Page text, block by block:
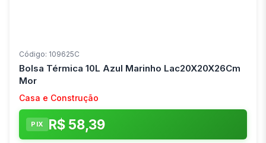
Código: 109625C
Bolsa Térmica 10L Azul Marinho Lac20X20X26Cm
Mor
Casa e Construção
PIX R$ 58,39